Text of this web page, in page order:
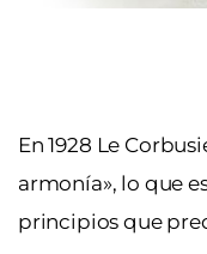
En 1928 Le
armonía», lo que
principios que